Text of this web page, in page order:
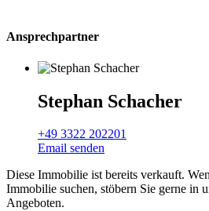
Ansprechpartner
Stephan Schacher
+49 3322 202201
Email senden
Diese Immobilie ist bereits verkauft.
Immobilie suchen, stöbern Sie gerne in
Angeboten.